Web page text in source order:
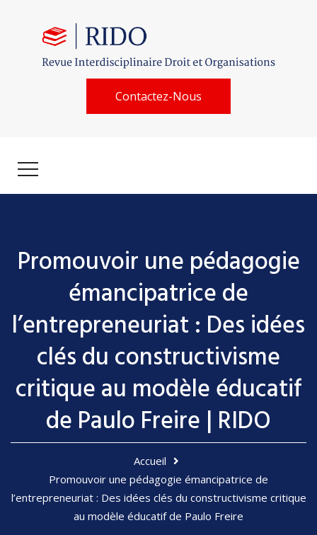
Contactez-Nous
Promouvoir une pédagogie
émancipatrice de
l’entrepreneuriat : Des idées
clés du constructivisme
critique au modèle éducatif
de Paulo Freire | RIDO
Accueil
Promouvoir une pédagogie émancipatrice de
l’entrepreneuriat : Des idées clés du constructivisme critique
au modèle éducatif de Paulo Freire